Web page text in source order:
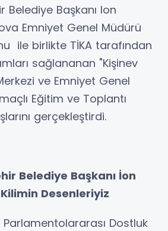
Belediye Başkanı Ion
Emniyet Genel Müdürü
ile birlikte TİKA tarafından
sağlananan "Kişinev
ve Emniyet Genel
Eğitim ve Toplantı
gerçekleştirdi.
Belediye Başkanı İon
Desenleriyiz
Dostluk